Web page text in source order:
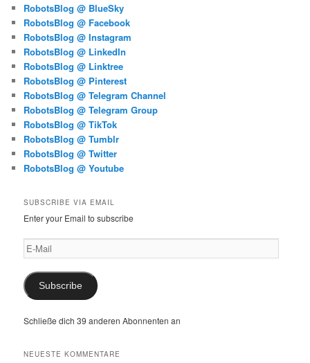
RobotsBlog @ BlueSky
RobotsBlog @ Facebook
RobotsBlog @ Instagram
RobotsBlog @ LinkedIn
RobotsBlog @ Linktree
RobotsBlog @ Pinterest
RobotsBlog @ Telegram Channel
RobotsBlog @ Telegram Group
RobotsBlog @ TikTok
RobotsBlog @ Tumblr
RobotsBlog @ Twitter
RobotsBlog @ Youtube
SUBSCRIBE VIA EMAIL
Enter your Email to subscribe
E-
Mail
Subscribe
Schließe dich 39 anderen Abonnenten an
NEUESTE KOMMENTARE